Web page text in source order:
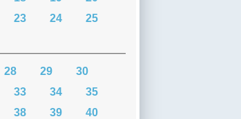
23 24
25
28 29
30
33 34
35
38 39 40